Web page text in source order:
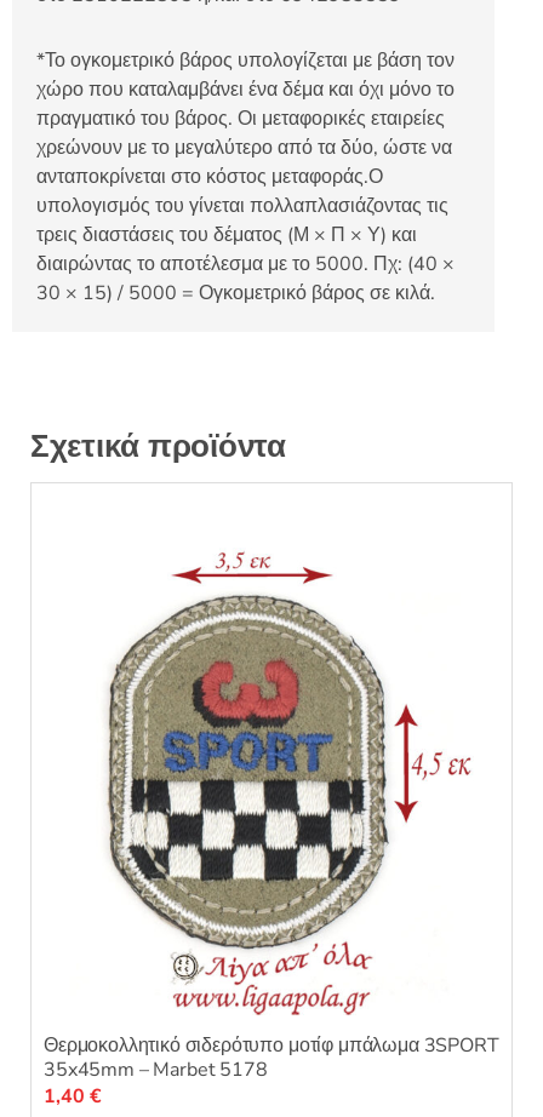
*Το ογκομετρικό βάρος υπολογίζεται με βάση τον
χώρο που καταλαμβάνει ένα δέμα και όχι μόνο το
πραγματικό του βάρος. Οι μεταφορικές εταιρείες
χρεώνουν με το μεγαλύτερο από τα δύο, ώστε να
ανταποκρίνεται στο κόστος μεταφοράς.Ο
υπολογισμός του γίνεται πολλαπλασιάζοντας τις
τρεις διαστάσεις του δέματος (Μ × Π × Υ) και
διαιρώντας το αποτέλεσμα με το 5000. Πχ: (40 ×
30 × 15) / 5000 = Ογκομετρικό βάρος σε κιλά.
Σχετικά προϊόντα
Θερμοκολλητικό σιδερότυπο μοτίφ μπάλωμα 3SPORT
35x45mm – Marbet 5178
1,40 €